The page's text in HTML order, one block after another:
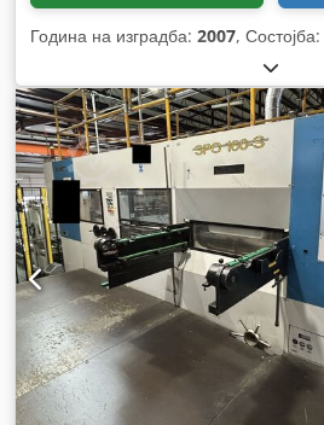
Година на изградба: 2007, Состојба: